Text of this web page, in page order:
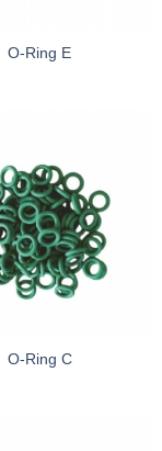
O-Ring E
O-Ring C